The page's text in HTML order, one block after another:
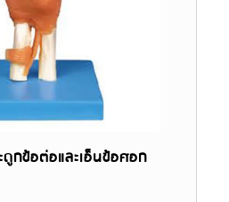
ดูกข้อต่อและเอ็นข้อศอก